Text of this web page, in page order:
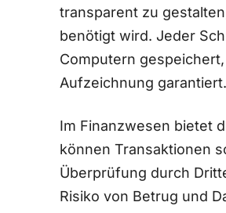
⁢transparent zu⁢
benötigt wird. Jeder
Computern
⁣Aufzeichnung garantiert.
Im Finanzwesen bietet​
können Transaktionen
Überprüfung durch
⁢Risiko von Betrug und